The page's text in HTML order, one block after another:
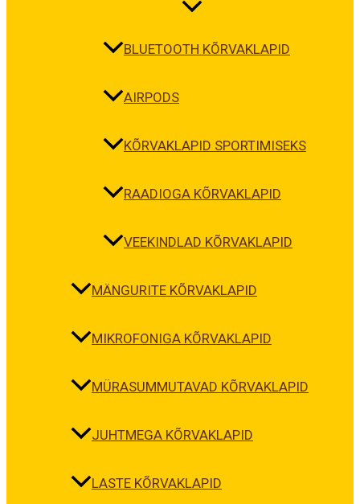
BLUETOOTH KÕRVAKLAPID
AIRPODS
KÕRVAKLAPID SPORTIMISEKS
RAADIOGA KÕRVAKLAPID
VEEKINDLAD KÕRVAKLAPID
MÄNGURITE KÕRVAKLAPID
MIKROFONIGA KÕRVAKLAPID
MÜRASUMMUTAVAD KÕRVAKLAPID
JUHTMEGA KÕRVAKLAPID
LASTE KÕRVAKLAPID